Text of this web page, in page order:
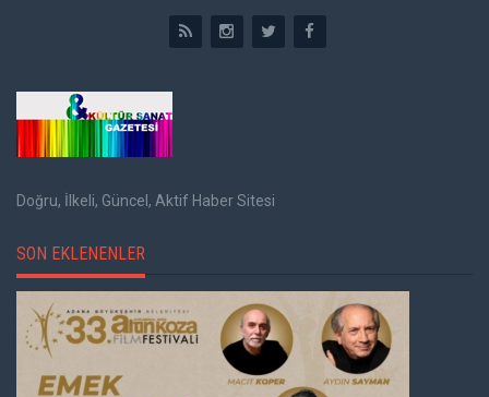
Doğru, İlkeli, Güncel, Aktif Haber Sitesi
SON EKLENENLER